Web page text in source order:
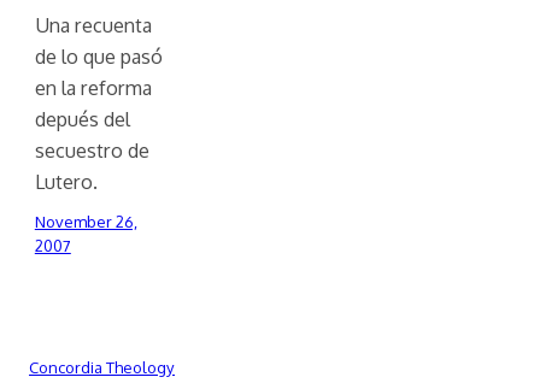
Una recuenta
de lo que pasó
en la reforma
depués del
secuestro de
Lutero.
November 26,
2007
Concordia Theology